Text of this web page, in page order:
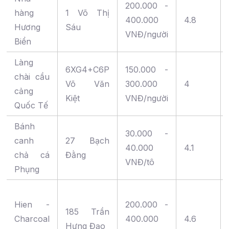
hàng
Hương
Biển
1 Võ Thị
Sáu
200.000 -
400.000
VNĐ/người
4.8
Làng
chài cầu
cảng
Quốc Tế
6XG4+C6P
Võ Văn
Kiệt
150.000 -
300.000
VNĐ/người
4
Bánh
canh
chả cá
Phụng
27 Bạch
Đằng
30.000 -
40.000
VNĐ/tô
4.1
Hien -
Charcoal
185 Trần
Hưng Đạo
200.000 -
400.000
4.6